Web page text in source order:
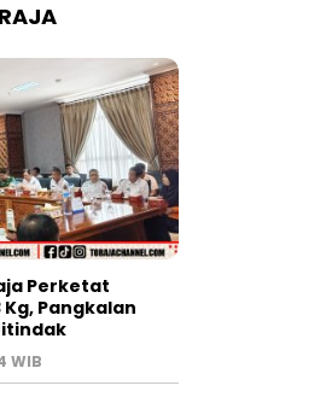
Perketat
Kg, Pangkalan
WIB